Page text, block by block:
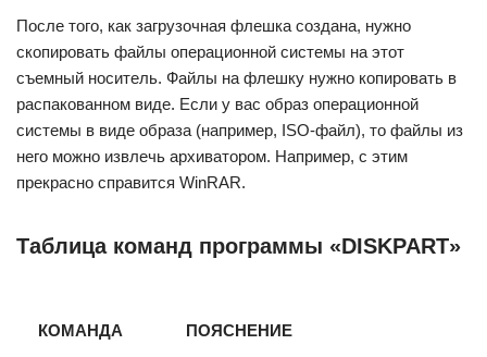
После того, как загрузочная флешка создана, нужно
скопировать файлы операционной системы на этот
съемный носитель. Файлы на флешку нужно копировать в
распакованном виде. Если у вас образ операционной
системы в виде образа (например, ISO-файл), то файлы из
него можно извлечь архиватором. Например, с этим
прекрасно справится WinRAR.
Таблица команд программы «DISKPART»
КОМАНДА ПОЯСНЕНИЕ